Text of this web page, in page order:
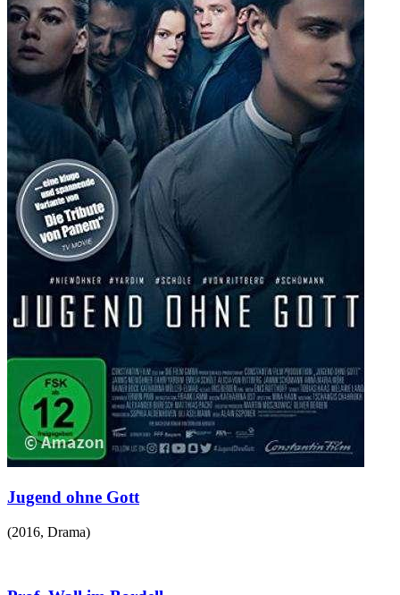
Jugend ohne Gott
(2016, Drama)